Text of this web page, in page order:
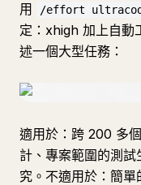
用 /effort
定：xhigh 加上自動
述一個大型任務：
適用於：跨 200 多
計、專案範圍的測
究。不適用於：簡